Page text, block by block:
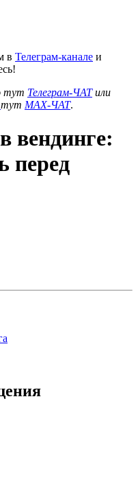
в Телеграм-канале и
тут Телеграм-ЧАТили
тут MAX-ЧАТ.
вендинге:
перед